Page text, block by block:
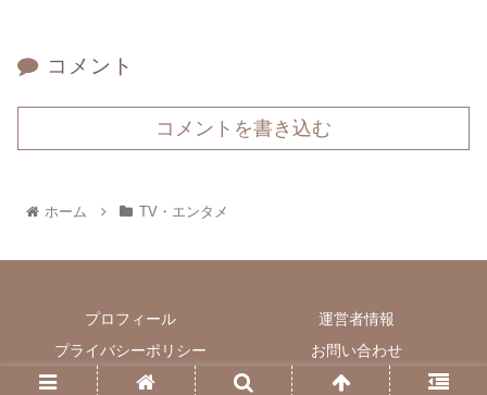
コメント
コメントを書き込む
ホーム TV・エンタメ
プロフィール
運営者情報
プライバシーポリシー
お問い合わせ
© 2020 トレンド日和.